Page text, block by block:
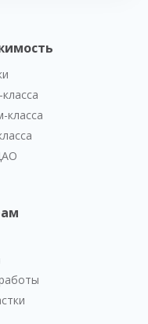
класса